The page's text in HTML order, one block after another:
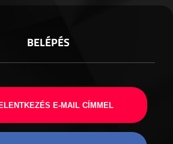
BELÉPÉS
E-MAIL CÍMMEL